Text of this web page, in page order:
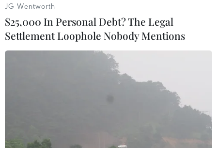
JG Wentworth
$25,000 In Personal Debt? The Legal
Settlement Loophole Nobody Mentions